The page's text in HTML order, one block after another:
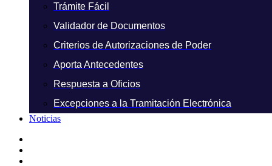
Trámite Fácil
Validador de Documentos
Criterios de Autorizaciones de Poder
Aporta Antecedentes
Respuesta a Oficios
Excepciones a la Tramitación Electrónica
Noticias